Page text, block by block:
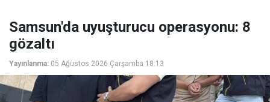
Samsun'da uyuşturucu operasyonu: 8
gözaltı
Yayınlanma: 05 Ağustos 2026 Çarşamba 18:13